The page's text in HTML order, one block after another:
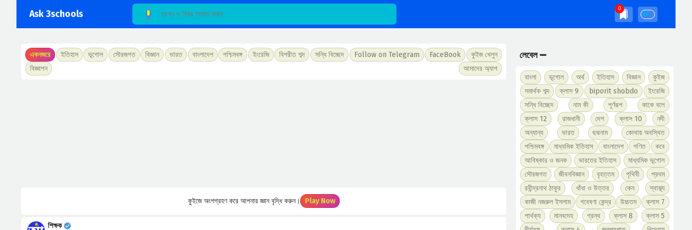
Ask 3schools
একনজরে ইতিহাস ভূগোল সৌরজগত বিজ্ঞান ভারত বাংলাদেশ পশ্চিমবঙ্গ ইংরেজি বিপরীত শব্দ সন্ধি বিচ্ছেদ Follow on Telegram FaceBook
কুইজ খেলুন
বিজ্ঞাপন
আমাদের অ্যাপ
কুইজে অংশগ্রহণ করে আপনার জ্ঞান বৃদ্ধি করুন। Play Now
শিক্ষক
লেবেল ➖
বাংলা ভূগোল অর্থ ইতিহাস বিজ্ঞান
কুইজ
সমার্থক শব্দ
ক্লাস 9 biporit shobdo
ইংরেজি
সন্ধি বিচ্ছেদ
নাম কী পূর্ণরূপ
কাকে বলে
ক্লাস 12
রাজধানী দেশ ক্লাস 10
নদী
অন্যান্য
ভারত ছদ্মনাম
কোথায় অবস্থিত
পশ্চিমবঙ্গ
মাধ্যমিক ইতিহাস বাংলাদেশ গণিত
কবে
আবিষ্কার ও জনক
ভারতের ইতিহাস
মাধ্যমিক ভূগোল
সৌরজগত
জীবনবিজ্ঞান বৃহত্তম পৃথিবী
প্রথম
রবীন্দ্রনাথ ঠাকুর
ধাঁধা ও উত্তর কেন
স্বাস্থ্য
কাজী নজরুল ইসলাম
গবেষণা কেন্দ্র উচ্চতম
ক্লাস 7
পার্থক্য
মানবদেহ গ্রন্থ ক্লাস 8
ক্লাস 5